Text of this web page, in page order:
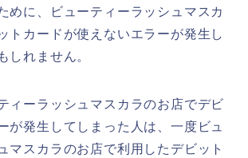
めに、ビューティーラッシュマスカ
トカードが使えないエラーが発生し
しれません。
ィーラッシュマスカラのお店でデビ
が発生してしまった人は、一度ビュ
マスカラのお店で利用したデビット